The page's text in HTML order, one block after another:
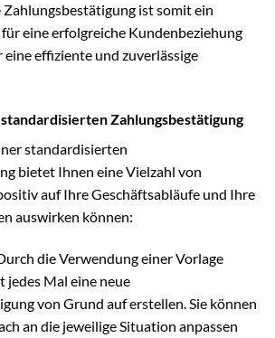
Zahlungsbestätigung ist somit ein
eine erfolgreiche Kundenbeziehung
eine effiziente und zuverlässige
Zahlungsbestätigung
standardisierten
bietet Ihnen eine Vielzahl von
auf Ihre Geschäftsabläufe und Ihre
auswirken können:
die Verwendung einer Vorlage
jedes Mal eine neue
von Grund auf erstellen. Sie können
an die jeweilige Situation anpassen